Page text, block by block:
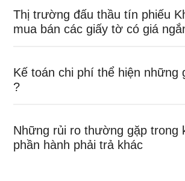
Thị trường đấu thầu tín phiếu
mua bán các giấy tờ có giá
Kế toán chi phí thể hiện những
?
Những rủi ro thường gặp trong
phần hành phải trả khác